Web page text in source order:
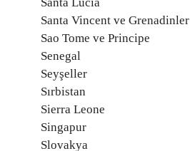
Santa Vincent ve Grenadinler
Sao Tome ve Principe
Senegal
Seyşeller
Sırbistan
Sierra Leone
Singapur
Slovakya